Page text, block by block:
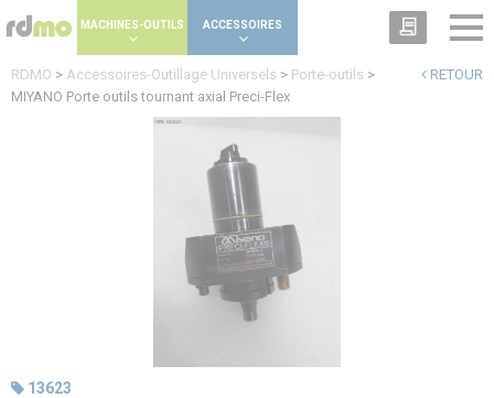
MACHINES-OUTILS ACCESSOIRES
RETOUR
RDMO > Accessoires-Outillage Universels > Porte-outils >
MIYANO Porte outils tournant axial Preci-Flex
13623